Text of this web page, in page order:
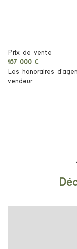
Prix de vente
157 000 €
Les honoraires
vendeur